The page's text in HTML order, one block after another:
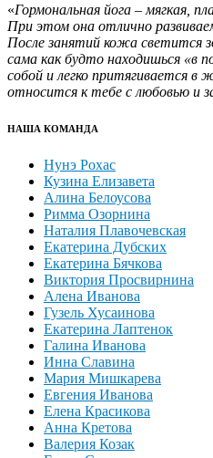
«Гормональная йога – мягкая,
При этом она отлично
После занятий кожа светится
сама как будто находишься «в
собой и легко притягивается
относится к тебе с любовью и
НАША КОМАНДА
Нунэ Рохас
Кузина Елизавета
Алина Белоусова
Римма Озорнина
Наталия Плавочевская
Екатерина Дубских
Екатерина Бячкова
Виктория Просвирнина
Алена Иванова
Гузель Хусаинова
Екатерина Лаптенок
Галина Иванова
Инна Славина
Мария Мишкарева
Евгения Иванова
Елена Красикова
Анна Кретова
Валерия Козак